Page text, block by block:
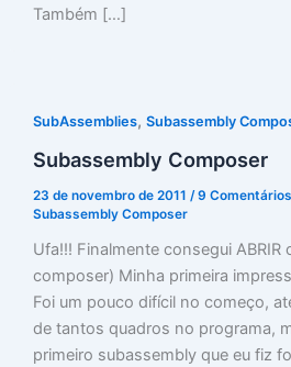
Também […]
SubAssemblies, Subassembly
Subassembly Composer
23 de novembro de 2011 /9 Comentários
Subassembly Composer
Ufa!!! Finalmente consegui ABRIR
composer) Minha primeira
Foi um pouco difícil no começo,
de tantos quadros no programa,
primeiro subassembly que eu fiz